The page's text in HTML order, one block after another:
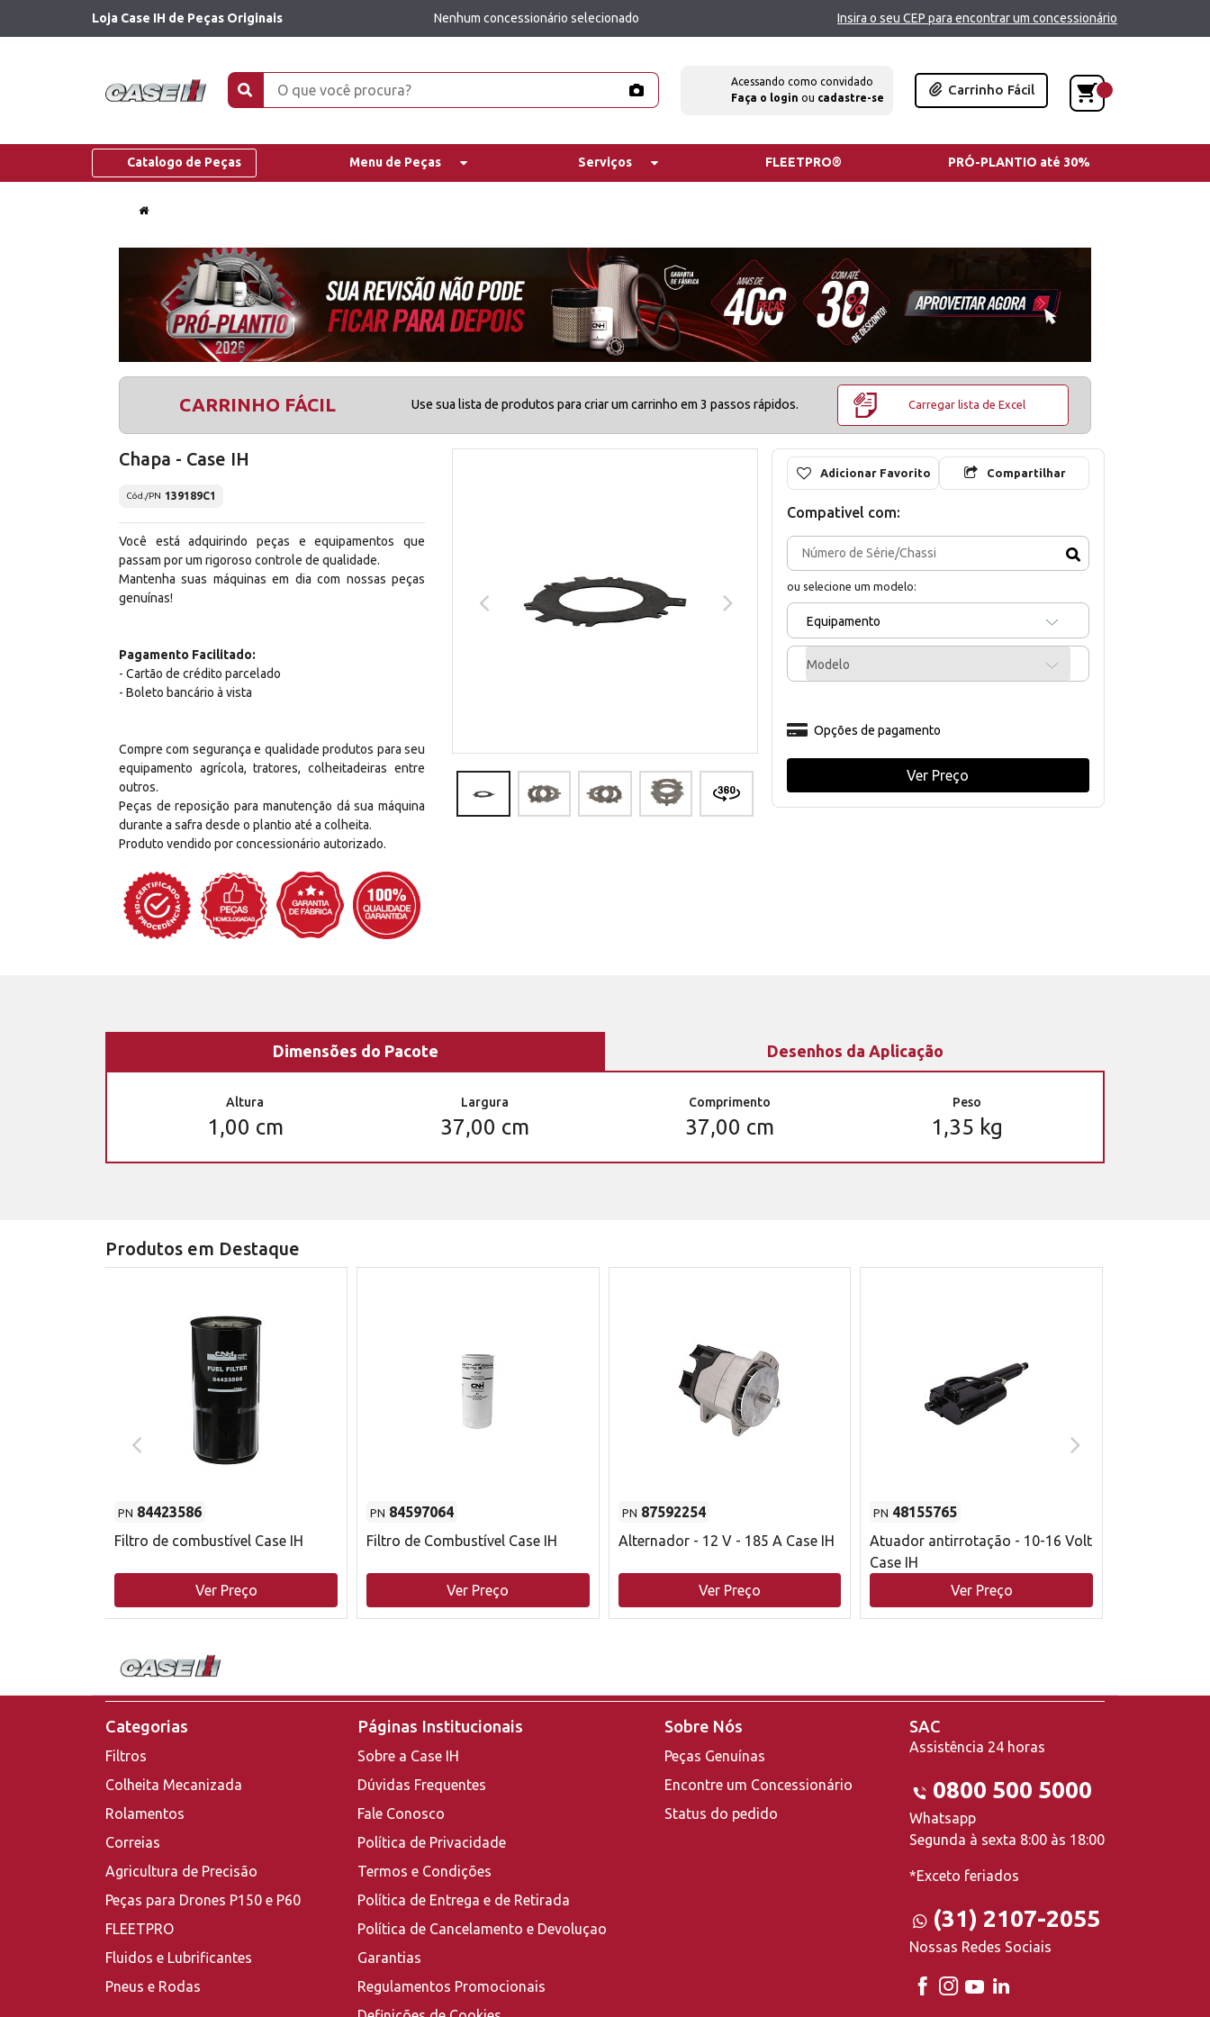
Loja Case IH de Peças Originais Nenhum concessionário selecionado Insira o seu CEP para encontrar um concessionário
Acessando como convidado
Faça o login ou cadastre-se
Carrinho Fácil
Catalogo de Peças Menu de Peças Serviços FLEETPRO® PRÓ-PLANTIO até 30%
CARRINHO FÁCIL Use sua lista de produtos para criar um carrinho em 3 passos rápidos. Carregar lista de Excel
Chapa - Case IH
Cód./PN 139189C1
Você está adquirindo peças e equipamentos que
passam por um rigoroso controle de qualidade.
Mantenha suas máquinas em dia com nossas peças
genuínas!
Pagamento Facilitado:
- Cartão de crédito parcelado
- Boleto bancário à vista
Compre com segurança e qualidade produtos para seu
equipamento agrícola, tratores, colheitadeiras entre
outros.
Peças de reposição para manutenção dá sua máquina
durante a safra desde o plantio até a colheita.
Produto vendido por concessionário autorizado.
Adicionar Favorito Compartilhar
Compativel com:
ou selecione um modelo:
Equipamento
Modelo
Opções de pagamento
Ver Preço
Dimensões do Pacote Desenhos da Aplicação
Altura
1,00 cm
Largura
37,00 cm
Comprimento
37,00 cm
Peso
1,35 kg
Produtos em Destaque
PN 84423586
Filtro de combustível Case IH
Ver Preço
PN 84597064
Filtro de Combustível Case IH
Ver Preço
PN 87592254
Alternador - 12 V - 185 A Case IH
Ver Preço
PN 48155765
Atuador antirrotação - 10-16 Volt
Case IH
Ver Preço
Categorias
Filtros
Colheita Mecanizada
Rolamentos
Correias
Agricultura de Precisão
Peças para Drones P150 e P60
FLEETPRO
Fluidos e Lubrificantes
Pneus e Rodas
Páginas Institucionais
Sobre a Case IH
Dúvidas Frequentes
Fale Conosco
Política de Privacidade
Termos e Condições
Política de Entrega e de Retirada
Política de Cancelamento e Devoluçao
Garantias
Regulamentos Promocionais
Sobre Nós
Peças Genuínas
Encontre um Concessionário
Status do pedido
SAC
Assistência 24 horas
0800 500 5000
Whatsapp
Segunda à sexta 8:00 às 18:00
*Exceto feriados
(31) 2107-2055
Nossas Redes Sociais